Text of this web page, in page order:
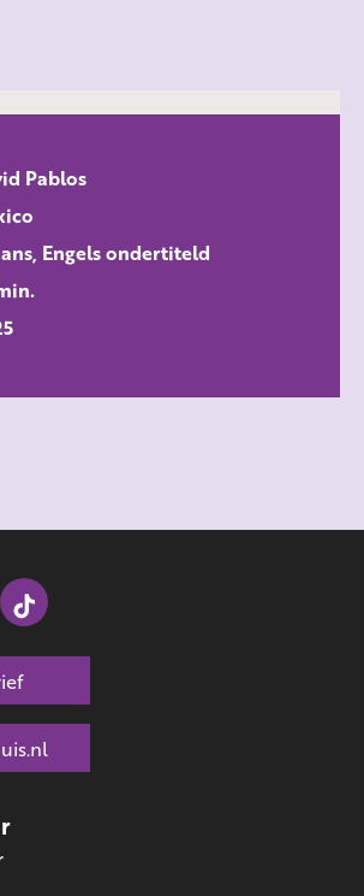
Pablos
Engels ondertiteld